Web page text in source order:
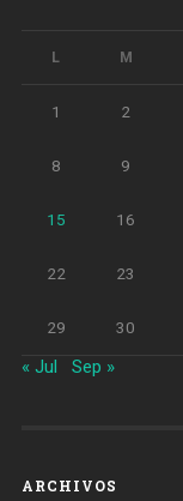
L M
1 2
8 9
15 16
22 23
29 30
« Jul Sep »
ARCHIVOS